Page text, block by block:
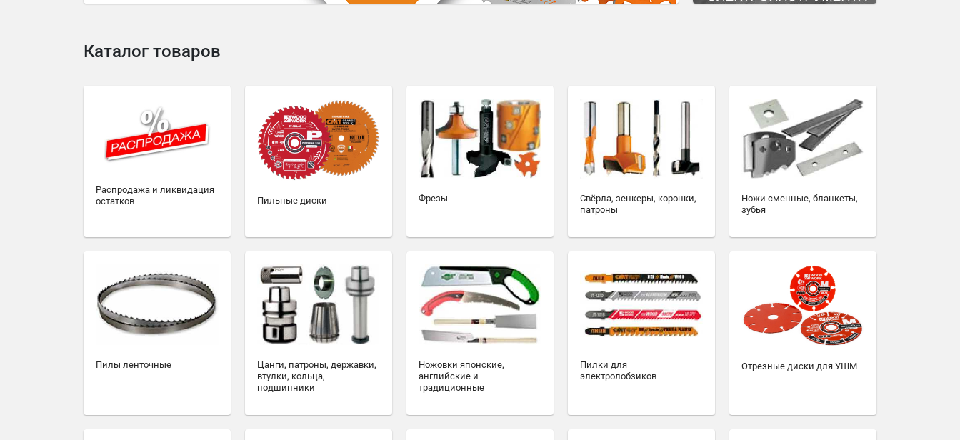
Каталог товаров
Распродажа и ликвидация
остатков
Пильные диски Фрезы
Свёрла, зенкеры, коронки,
патроны
Ножи сменные, бланкеты,
зубья
Пилы ленточные
Цанги, патроны, державки,
втулки, кольца,
подшипники
Ножовки японские,
английские и
традиционные
Пилки для
электролобзиков
Отрезные диски для УШМ